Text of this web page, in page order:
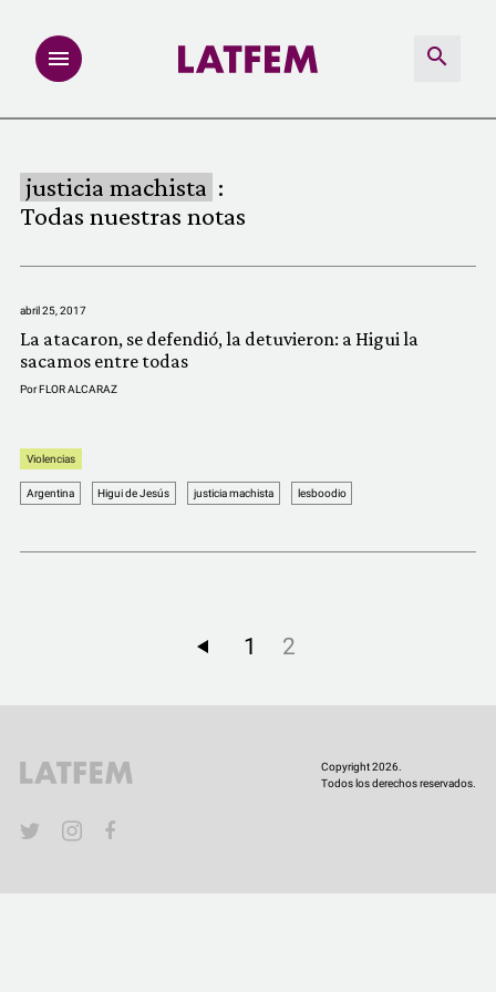
INVESTIGACIONES
MULTIMEDIA
LATFEMLAB.
PRODUCTOS
COMUNIDAD
justicia machista :
Todas nuestras notas
abril 25, 2017
La atacaron, se defendió, la detuvieron: a Higui la
sacamos entre todas
PorFLOR ALCARAZ
Violencias
Argentina Higui de Jesús justicia machista lesboodio
1 2
Copyright 2026.
Todos los derechos reservados.